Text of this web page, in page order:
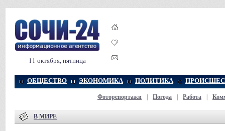
11 октября, пятница
ОБЩЕСТВО ЭКОНОМИКА ПОЛИТИКА
Фоторепортажи Погода Работа
В МИРЕ